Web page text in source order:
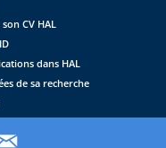
CV HAL
dans HAL
de sa recherche